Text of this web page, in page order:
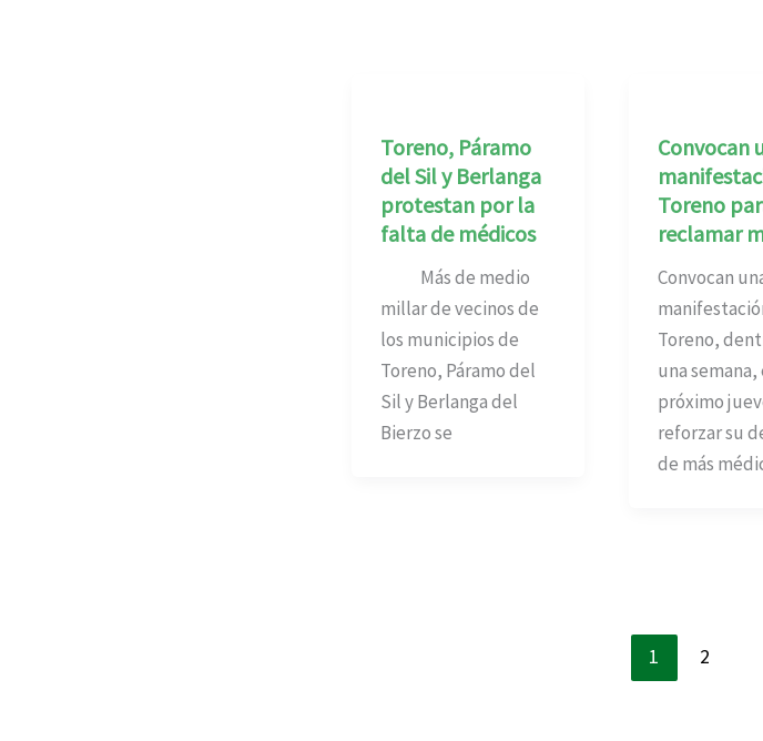
Toreno, Páramo
del Sil y Berlanga
protestan por la
falta de médicos
Más de medio
millar de vecinos de
los municipios de
Toreno, Páramo del
Sil y Berlanga del
Bierzo se
Convocan
Toreno
reclamar
Convocan
Toreno,
una semana,
próximo
reforzar su
de más
1 2